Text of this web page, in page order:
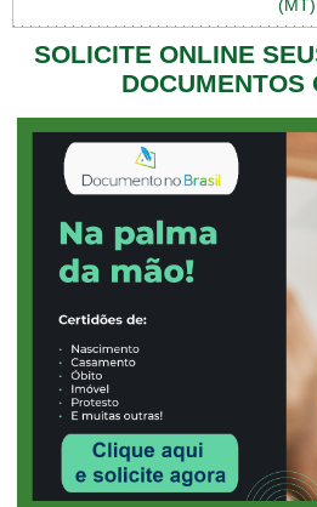
(MT)
SOLICITE ONLINE
DOCUMENTOS